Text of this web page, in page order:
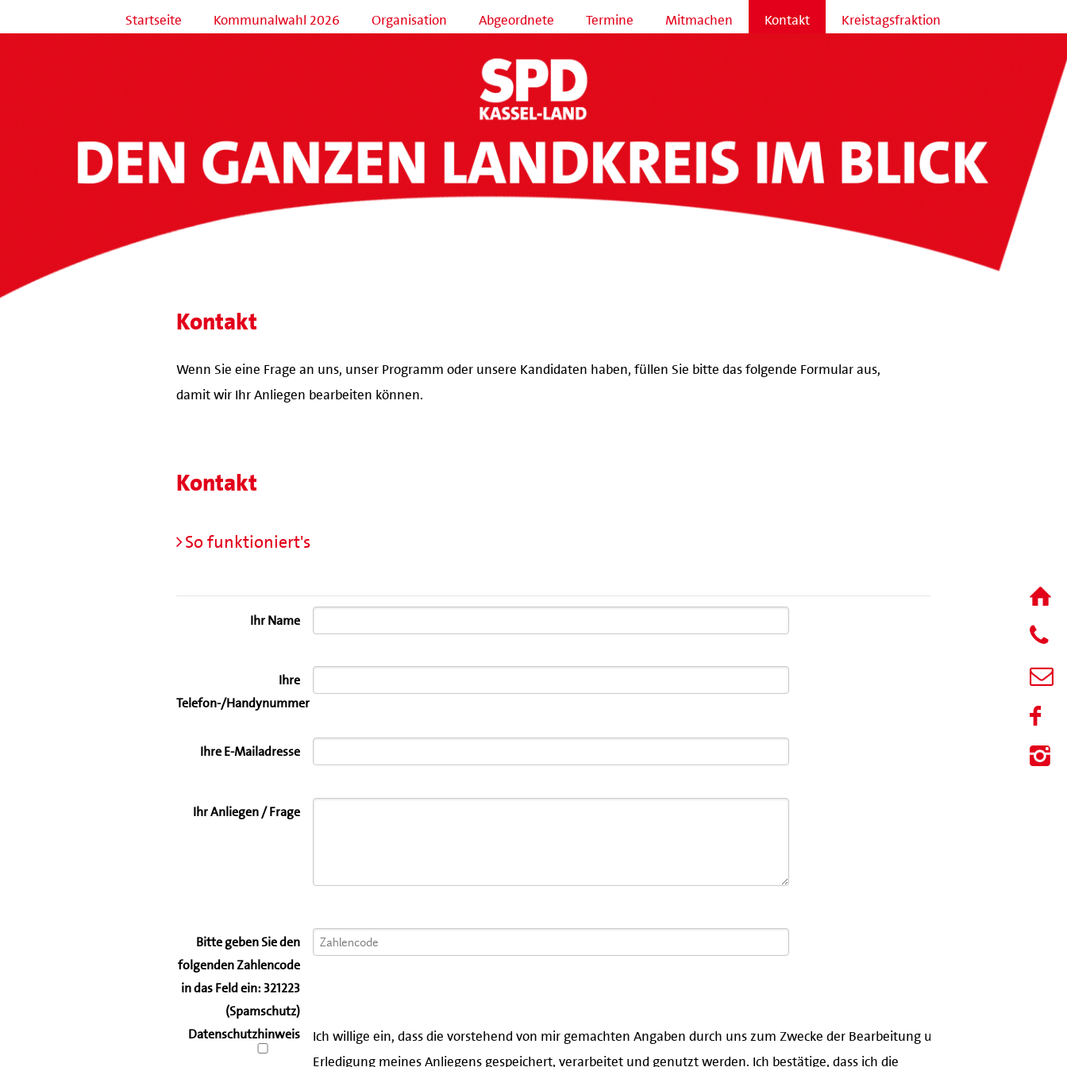
Startseite Kommunalwahl 2026 Organisation Abgeordnete Termine Mitmachen Kontakt Kreistagsfraktion
Kontakt
Wenn Sie eine Frage an uns, unser Programm oder unsere Kandidaten haben, füllen Sie bitte das folgende Formular aus,
damit wir Ihr Anliegen bearbeiten können.
Kontakt
So funktioniert's
Ihr Name
Ihre
Telefon-/Handynummer
Ihre E-Mailadresse
Ihr Anliegen / Frage
Bitte geben Sie den
folgenden Zahlencode
in das Feld ein: 321223
(Spamschutz)
Datenschutzhinweis Ich willige ein, dass die vorstehend von mir gemachten Angaben durch uns zum Zwecke der Bearbeitung und
Erledigung meines Anliegens gespeichert, verarbeitet und genutzt werden. Ich bestätige, dass ich die